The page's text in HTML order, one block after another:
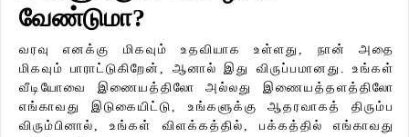
வேண்டுமா?
வரவு எனக்கு மிகவும் உதவியாக உள்ளது, நான் அதை
மிகவும் பாராட்டுகிறேன், ஆனால் இது விருப்பமானது. உங்கள்
வீடியோவை இணையத்திலோ அல்லது இணையத்தளத்திலோ
எங்காவது இடுகையிட்டு, உங்களுக்கு ஆதரவாகத் திரும்ப
விரும்பினால், உங்கள் விளக்கத்தில், பக்கத்தில் எங்காவது